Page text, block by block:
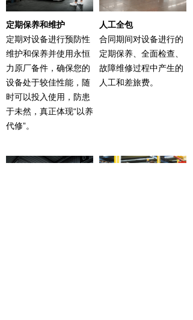
定期保养和维护
定期对设备进行预防性
维护和保养并使用永恒
力原厂备件，确保您的
设备处于较佳性能，随
时可以投入使用，防患
于未然，真正体现“以养
代修”。
人工全包
合同期间对设备进行的
定期保养、全面检查、
故障维修过程中产生的
人工和差旅费。